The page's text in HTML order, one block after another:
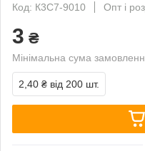
Код: К3С7-9010
Опт і
3 ₴
Мінімальна сума
2,40 ₴ від 200 шт.